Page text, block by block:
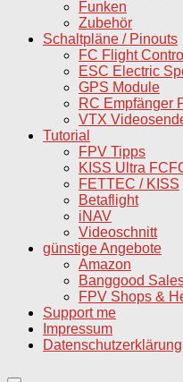
Funken
Zubehör
Schaltpläne / Pinouts
FC Flight
ESC Electric
GPS Module
RC Empfänger
VTX
Tutorial
FPV Tipps
KISS Ultra
FETTEC / KISS
Betaflight
iNAV
Videoschnitt
günstige Angebote
Amazon
Banggood
FPV Shops &
Support me
Impressum
Datenschutzerklärung